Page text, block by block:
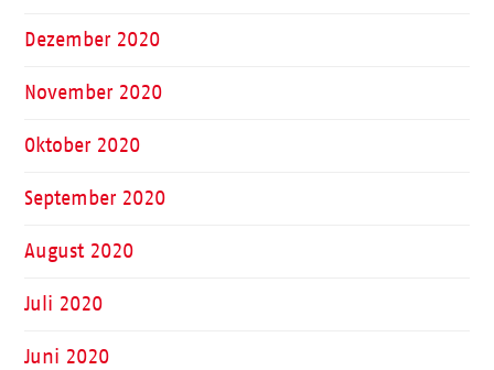
Dezember 2020
November 2020
Oktober 2020
September 2020
August 2020
Juli 2020
Juni 2020